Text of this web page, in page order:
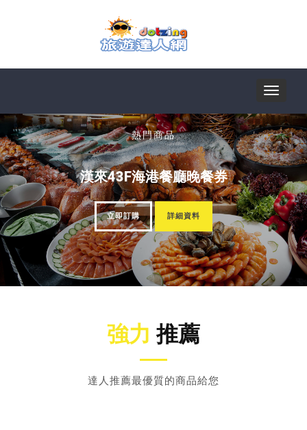
熱門商品
漢來43F海港餐廳晚餐券
立即訂購 詳細資料
強力 推薦
達人推薦最優質的商品給您